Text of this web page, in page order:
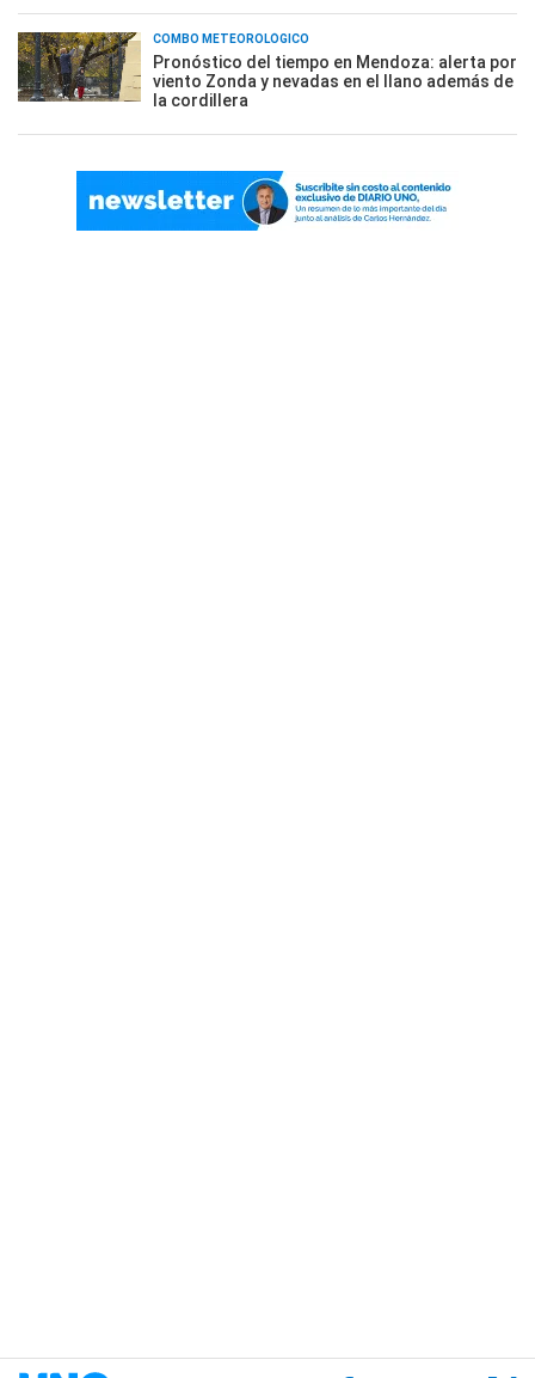
COMBO METEOROLÓGICO
Pronóstico del tiempo en Mendoza: alerta por
viento Zonda y nevadas en el llano además de
la cordillera